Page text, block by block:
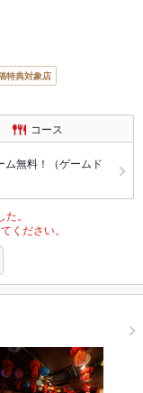
特典対象店
コース
ム無料！（ゲームド
。
ください。